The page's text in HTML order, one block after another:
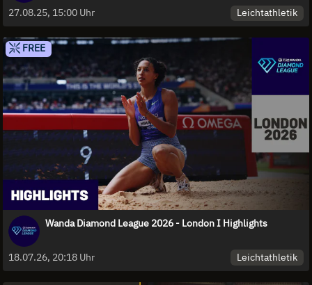
27.08.25, 15:00 Uhr Leichtathletik
FREE
Wanda Diamond League 2026 - London I Highlights
18.07.26, 20:18 Uhr Leichtathletik